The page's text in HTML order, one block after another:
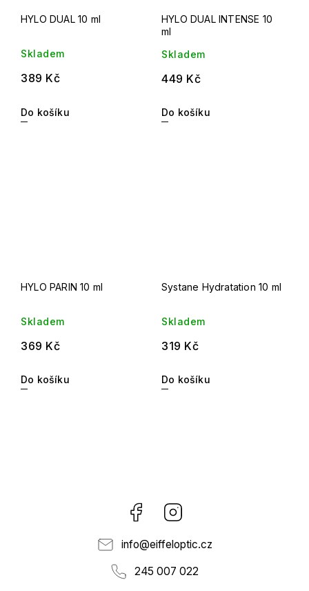
HYLO DUAL 10 ml
Skladem
389 Kč
Do košíku
HYLO DUAL INTENSE 10
ml
Skladem
449 Kč
Do košíku
HYLO PARIN 10 ml
Skladem
369 Kč
Do košíku
Systane Hydratation 10 ml
Skladem
319 Kč
Do košíku
Facebook
info@eiffeloptic.cz
245 007 022